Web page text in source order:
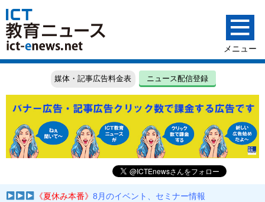
媒体・記事広告料金表 ニュース配信登録
《夏休み本番》8月のイベント、セミナー情報